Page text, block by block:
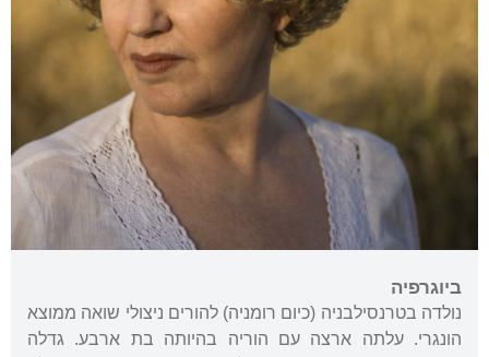
ביוגרפיה
נולדה בטרנסילבניה (כיום רומניה) להורים ניצולי שואה ממוצא
הונגרי. עלתה ארצה עם הוריה בהיותה בת ארבע. גדלה